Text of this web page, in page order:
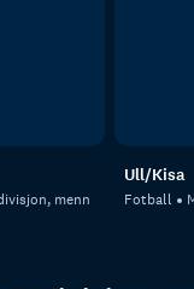
menn
Ull/Kisa
Fotball